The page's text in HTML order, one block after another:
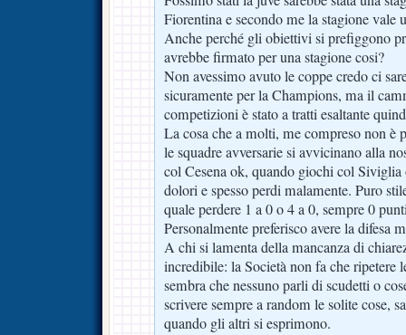
Fiorentina e secondo me la stagione vale
Anche perché gli obiettivi si prefiggono
avrebbe firmato per una stagione cosi?
Non avessimo avuto le coppe credo ci
sicuramente per la Champions, ma il
competizioni è stato a tratti esaltante
La cosa che a molti, me compreso non è
le squadre avversarie si avvicinano alla
col Cesena ok, quando giochi col Siviglia
dolori e spesso perdi malamente. Puro
quale perdere 1 a 0 o 4 a 0, sempre 0
Personalmente preferisco avere la difesa
A chi si lamenta della mancanza di
incredibile: la Società non fa che ripetere
sembra che nessuno parli di scudetti o
scrivere sempre a random le solite cose,
quando gli altri si esprimono.